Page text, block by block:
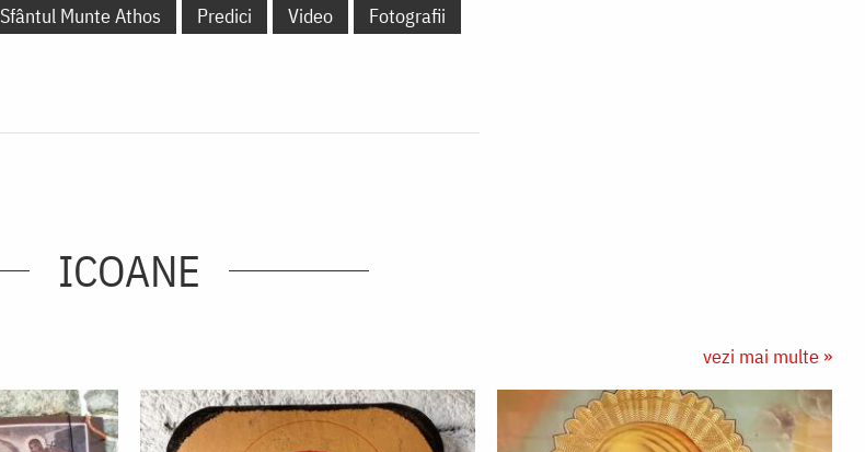
Sfântul Munte Athos
Predici Video Fotografii
ICOANE
vezi mai multe »